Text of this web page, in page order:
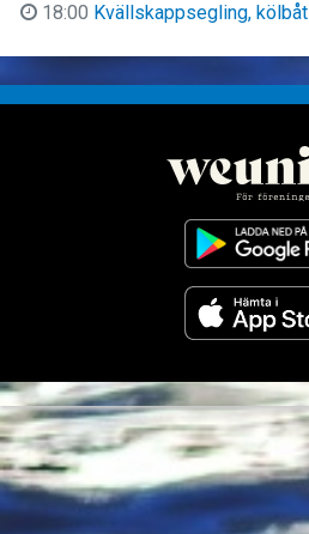
18:00 Kvällskappsegling, kölbåt